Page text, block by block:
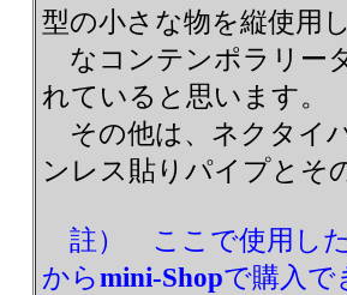
型の小さな物を縦使用
なコンテンポラリー
れていると思い
その他は、ネクタイ
ンレス貼りパイプとそ
註） ここで使用した
からmini-Shopで購入で